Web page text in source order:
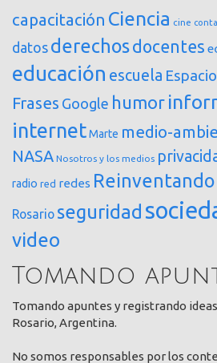
capacitación Ciencia cine
datos derechosdocentes
educación escuela Espacio
Frases Google humor
internetMarte medio-
NASA Nosotros y los medios
radio red redes
Rosario seguridad
video
Tomando
Tomando apuntes y registrando
Rosario, Argentina.
No somos responsables por los